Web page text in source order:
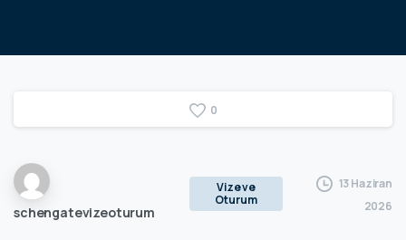
0
schengatevizeoturum
Vize ve
Oturum
13 Haziran
2026